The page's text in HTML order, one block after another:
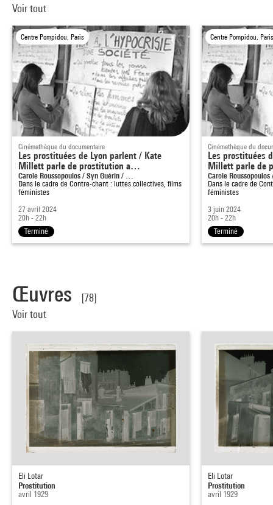
Voir tout
Centre Pompidou, Paris
Cinémathèque du documentaire
Les prostituées de Lyon parlent / Kate
Millett parle de prostitution a…
Carole Roussopoulos / Syn Guérin / …
Dans le cadre de Contre-chant : luttes collectives, films
féministes
27 avril 2024
20h - 22h
Terminé
Centre Pompidou,
Cinémathèque du
Les prostituées
Millett parle de
Carole
Dans le cadre de
féministes
3 juin 2024
20h - 22h
Terminé
Œuvres
[78]
Voir tout
Eli Lotar
Prostitution
avril 1929
Eli Lotar
Prostitution
avril 1929